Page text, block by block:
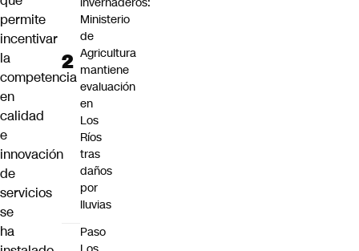
permite
incentivar
la
competencia
en
calidad
e
innovación
de
servicios
se
ha
Ministerio
de
Agricultura
mantiene
evaluación
en
Los
Ríos
tras
daños
por
lluvias
Paso